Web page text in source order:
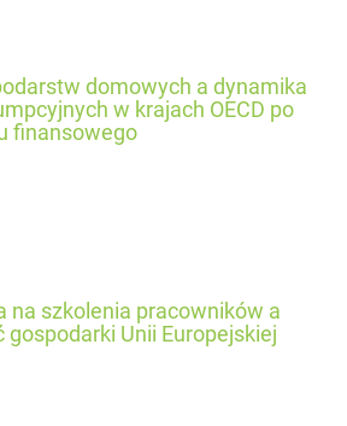
domowych a dynamika
w krajach OECD po
finansowego
na szkolenia pracowników a
gospodarki Unii Europejskiej